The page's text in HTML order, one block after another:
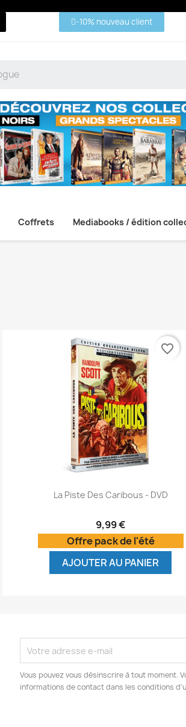
-10% nouveau client
Coffrets Mediabooks / édition
Aperçu rapide
La Piste Des Caribous - DVD
9,99 €
Offre pack de l'été
AJOUTER AU PANIER
favorite_border
Vous pouvez vous désinscrire à tout moment.
informations de contact dans les conditions